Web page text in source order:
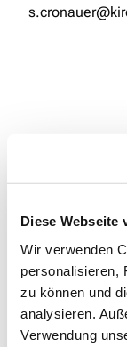
Diese Webseite
Wir verwenden
personalisieren,
zu können und
analysieren.
Verwendung